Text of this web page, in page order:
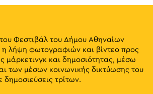
Φεστιβάλ του Δήμου Αθηναίων
η λήψη φωτογραφιών και βίντεο προς
μάρκετινγκ και δημοσιότητας, μέσω
των μέσων κοινωνικής δικτύωσης του
τρίτων.